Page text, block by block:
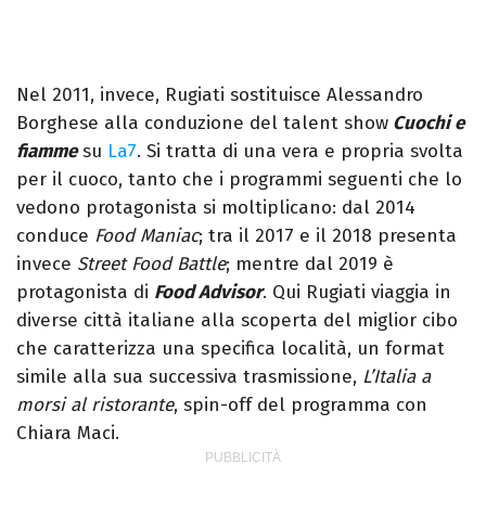
Nel 2011, invece, Rugiati sostituisce Alessandro
Borghese alla conduzione del talent show Cuochi e
fiammesu La7. Si tratta di una vera e propria svolta
per il cuoco, tanto che i programmi seguenti che lo
vedono protagonista si moltiplicano: dal 2014
conduce Food Maniac; tra il 2017 e il 2018 presenta
invece Street Food Battle; mentre dal 2019 è
protagonista di Food Advisor. Qui Rugiati viaggia in
diverse città italiane alla scoperta del miglior cibo
che caratterizza una specifica località, un format
simile alla sua successiva trasmissione, L’Italia a
morsi al ristorante, spin-off del programma con
Chiara Maci.